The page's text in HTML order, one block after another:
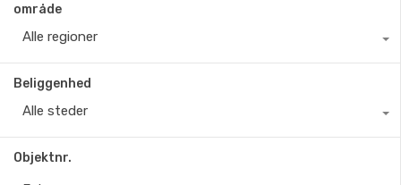
område
Alle regioner
Beliggenhed
Alle steder
Objektnr.